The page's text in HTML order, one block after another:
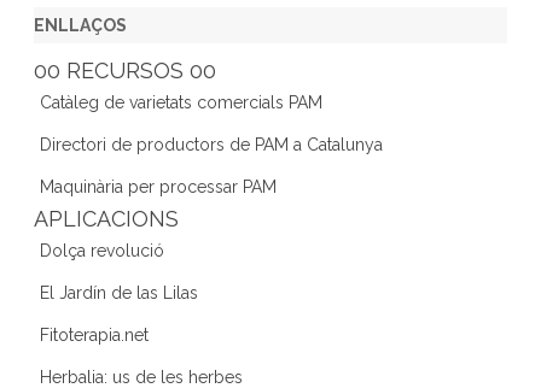
c
e
b
o
o
k
er gr
a
m
dI
n
ENLLAÇOS
00 RECURSOS 00
Catàleg de varietats comercials PAM
Directori de productors de PAM a Catalunya
Maquinària per processar PAM
APLICACIONS
Dolça revolució
El Jardín de las Lilas
Fitoterapia.net
Herbalia: us de les herbes